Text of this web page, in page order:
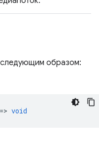
следующим образом:
void